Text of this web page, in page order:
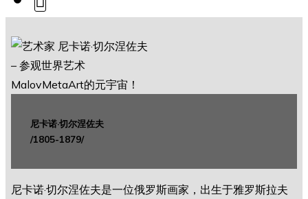
尼卡诺·切尔涅佐夫
/1805-1879/
尼卡诺·切尔涅佐夫是一位俄罗斯画家，出生于雅罗斯拉夫